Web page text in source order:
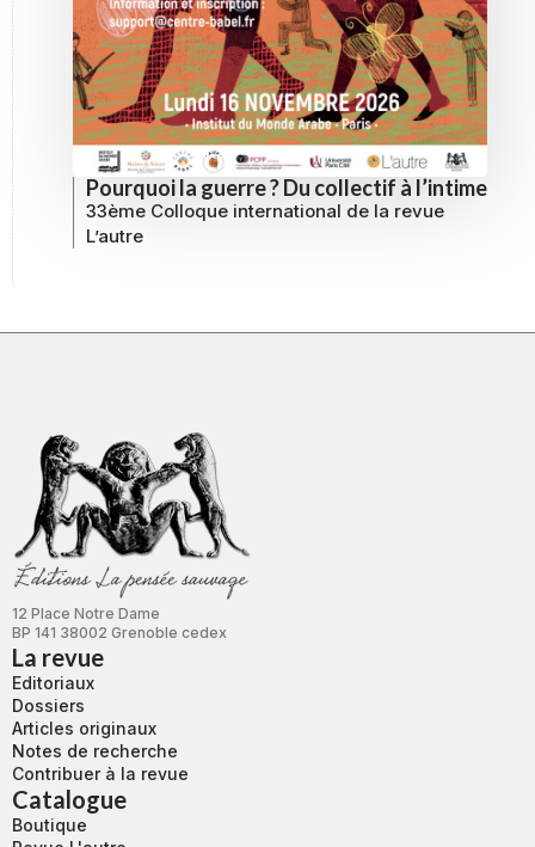
Pourquoi la guerre ? Du collectif à l’intime
33ème Colloque international de la revue
L’autre
12 Place Notre Dame
BP 141 38002 Grenoble cedex
La revue
Editoriaux
Dossiers
Articles originaux
Notes de recherche
Contribuer à la revue
Catalogue
Boutique